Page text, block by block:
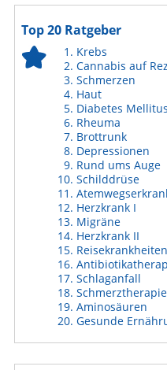
Top 20 Ratgeber
Krebs
Cannabis auf
Schmerzen
Haut
Diabetes Mellitus
Rheuma
Brottrunk
Depressionen
Rund ums Auge
Schilddrüse
Herzkrank I
Migräne
Herzkrank II
Reisekrankheiten
Schlaganfall
Schmerztherapie
Aminosäuren
Gesunde